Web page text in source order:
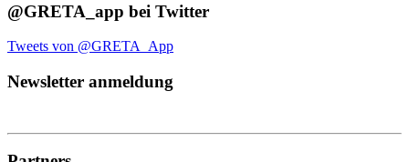
@GRETA_app bei Twitter
Tweets von @GRETA_App
Newsletter anmeldung